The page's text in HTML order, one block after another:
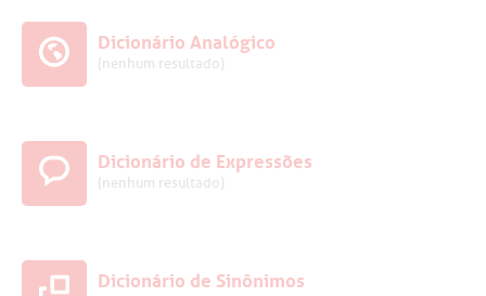
Dicionário Analógico
(nenhum resultado)
Dicionário de Expressões
(nenhum resultado)
Dicionário de Sinônimos